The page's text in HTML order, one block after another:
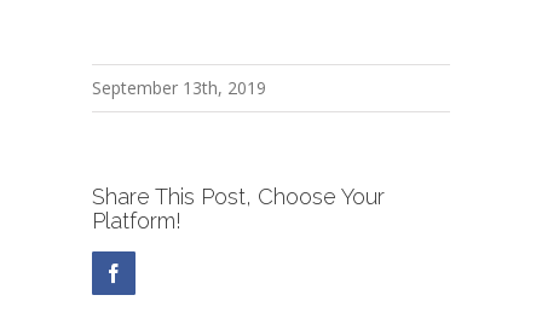
September 13th, 2019
Share This Post, Choose Your
Platform!